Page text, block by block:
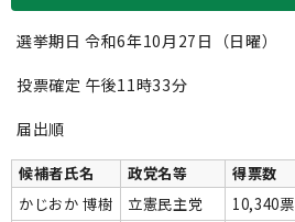
選挙期日 令和6年10月27日（日曜）
投票確定 午後11時33分
届出順
候補者氏名 政党名等
得票数
かじおか 博樹
立憲民主党
10,340票